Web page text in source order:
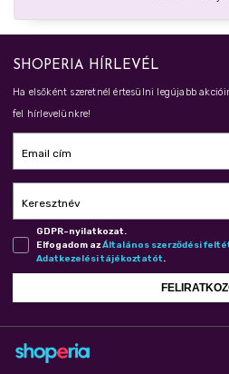
SHOPERIA HÍRLEVÉL
Ha elsőként szeretnél értesülni legújabb
fel hírlevelünkre!
Email cím
Keresztnév
GDPR-nyilatkozat.
Elfogadom azÁl­ta­lá­nos szer­ző­dé­si
Adat­ke­ze­lé­si tá­jé­koz­ta­tót.